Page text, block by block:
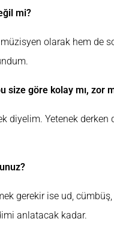
mi?
olarak hem de
size göre kolay mı, zor
diyelim. Yetenek derken
gerekir ise ud,
anlatacak kadar.